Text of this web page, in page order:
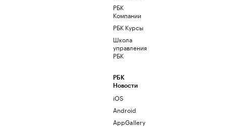
РБК
Компании
РБК Курсы
Школа
управления
РБК
РБК
Новости
iOS
Android
AppGallery